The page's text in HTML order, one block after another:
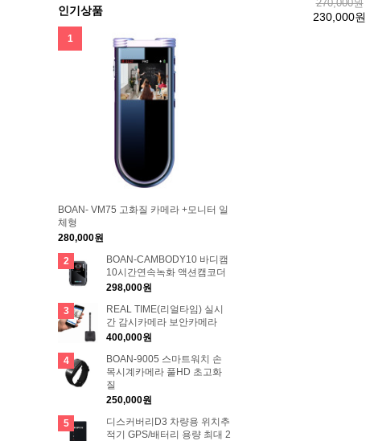
인기상품
1
BOAN- VM75 고화질 카메라 +모니터 일
체형
280,000원
2
BOAN-CAMBODY10 바디캠
10시간연속녹화 액션캠코더
298,000원
3
REAL TIME(리얼타임) 실시
간 감시카메라 보안카메라
400,000원
4
BOAN-9005 스마트워치 손
목시계카메라 풀HD 초고화
질
250,000원
5
디스커버리D3 차량용 위치추
적기 GPS/배터리 용량 최대 2
270,000원
230,000원